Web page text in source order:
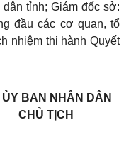
tỉnh; Giám đốc sở:
đầu các cơ quan, tổ
nhiệm thi hành Quyết
ỦY BAN NHÂN DÂN
CHỦ TỊCH